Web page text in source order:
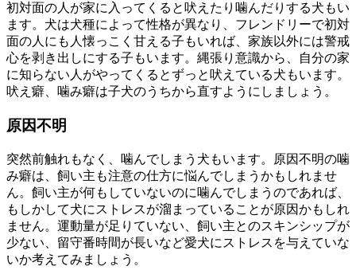
初対面の人が家に入ってくると吠えたり噛んだりする犬もい
ます。犬は犬種によって性格が異なり、フレンドリーで初対
面の人にも人懐っこく甘える子もいれば、家族以外には警戒
心を剥き出しにする子もいます。縄張り意識から、自分の家
に知らない人がやってくるとずっと吠えている犬もいます。
吠え癖、噛み癖は子犬のうちから直すようにしましょう。
原因不明
突然前触れもなく、噛んでしまう犬もいます。原因不明の噛
み癖は、飼い主も注意の仕方に悩んでしまうかもしれませ
ん。飼い主が何もしていないのに噛んでしまうのであれば、
もしかして犬にストレスが溜まっていることが原因かもしれ
ません。運動量が足りていない、飼い主とのスキンシップが
少ない、留守番時間が長いなど愛犬にストレスを与えていな
いか考えてみましょう。